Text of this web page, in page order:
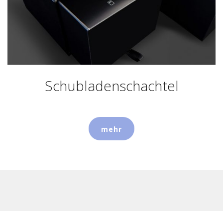
Schubladenschachtel
mehr